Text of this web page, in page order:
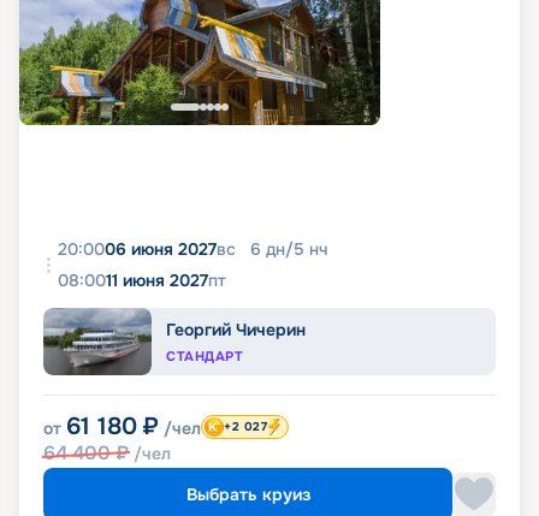
20:0006 июня 2027вс 6 дн/5 нч
08:0011 июня 2027пт
Георгий Чичерин
СТАНДАРТ
от 61 180 ₽ /чел
64 400₽ /чел
+2 027
Выбрать круиз